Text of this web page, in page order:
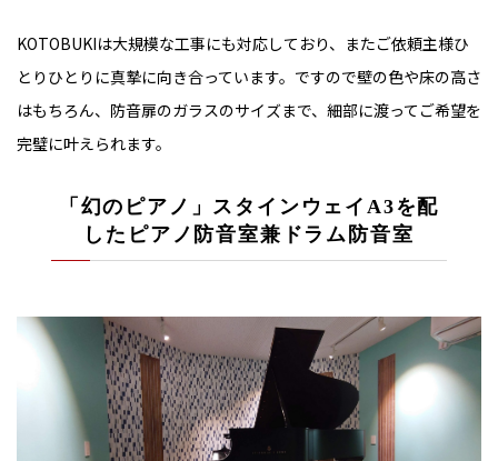
KOTOBUKIは大規模な工事にも対応しており、またご依頼主様ひ
とりひとりに真摯に向き合っています。ですので壁の色や床の高さ
はもちろん、防音扉のガラスのサイズまで、細部に渡ってご希望を
完璧に叶えられます。
「幻のピアノ」スタインウェイA3を配
したピアノ防音室兼ドラム防音室